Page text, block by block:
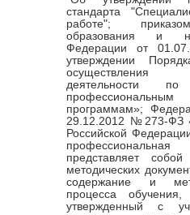
стандарта
работе";
образования и
Федерации от
утверждении
осуществления
деятельности по
профессиональным
программам»;
29.12.2012 №273-ФЗ
Российской
представляет
методических
содержание и
процесса
утвержденный с